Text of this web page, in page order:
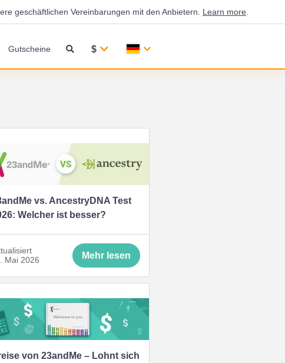
geschäftlichen Vereinbarungen mit den Anbietern. Learn more
Gutscheine $
vs. AncestryDNA Test
Welcher ist besser?
Mai 2026
Mehr lesen
von 23andMe – Lohnt sich